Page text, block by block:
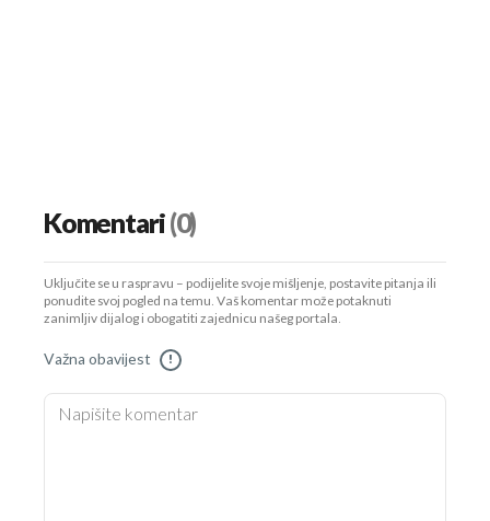
Komentari(0)
Uključite se u raspravu – podijelite svoje mišljenje, postavite pitanja ili
ponudite svoj pogled na temu. Vaš komentar može potaknuti
zanimljiv dijalog i obogatiti zajednicu našeg portala.
Važna obavijest !